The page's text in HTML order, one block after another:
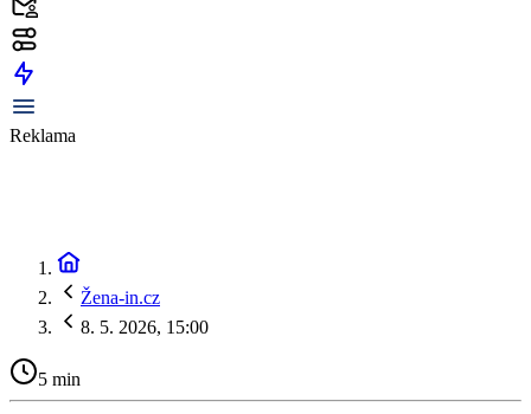
Reklama
Žena-in.cz
8. 5. 2026, 15:00
5 min